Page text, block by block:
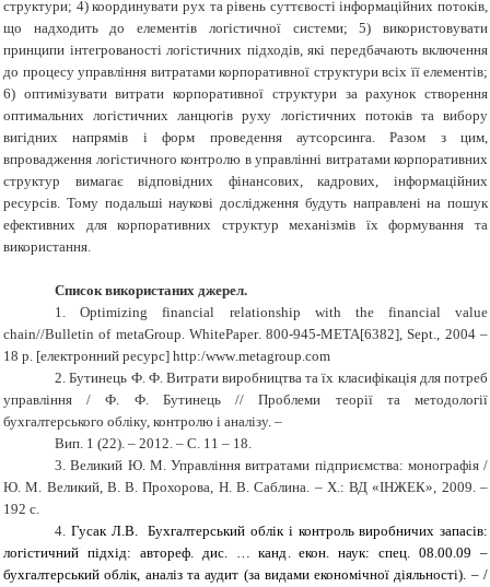
структури; 4) координувати рух та рівень суттєвості інформаційних потоків,
що надходить до елементів логістичної системи; 5) використовувати
принципи інтегрованості логістичних підходів, які передбачають включення
до процесу управління витратами корпоративної структури всіх її елементів;
6) оптимізувати витрати корпоративної структури за рахунок створення
оптимальних логістичних ланцюгів руху логістичних потоків та вибору
вигідних напрямів і форм проведення аутсорсинга. Разом з цим,
впровадження логістичного контролю в управлінні витратами корпоративних
структур вимагає відповідних фінансових, кадрових, інформаційних
ресурсів. Тому подальші наукові дослідження будуть направлені на пошук
ефективних для корпоративних структур механізмів їх формування та
використання.
Список використаних джерел.
1.
Optimizingfinancial relationship with thefinancial value
chain//Bulletin of metaGroup. WhitePaper. 800-945-META[6382],Sept., 2004 –
18 p. [електронний ресурс] http:/www.metagroup.com
2. Бутинець Ф. Ф. Витрати виробництва та їх класифікація для потреб
управління / Ф. Ф. Бутинець // Проблеми теорії та методології
бухгалтерського обліку, контролю і аналізу. –
Вип. 1 (22). – 2012. – С. 11 – 18.
3. Великий Ю. М. Управління витратами підприємства: монографія /
Ю. М. Великий, В. В. Прохорова, Н. В. Саблина. – Х.: ВД «ІНЖЕК», 2009. –
192 с.
4. Гусак Л.В. Бухгалтерський облік і контроль виробничих запасів:
логістичний підхід: автореф. дис. … канд. екон. наук: спец. 08.00.09 –
бухгалтерський облік, аналіз та аудит (за видами економічної діяльності). – /